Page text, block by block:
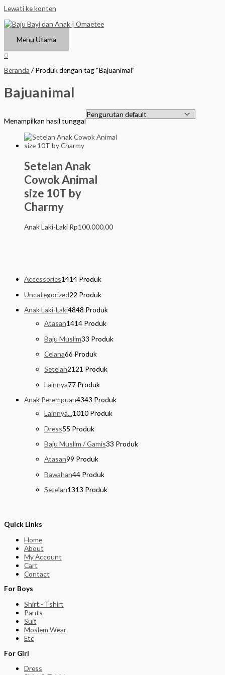
Lewati ke konten
Menu Utama
0
Accessories1414 Produk
Uncategorized22 Produk
Anak Laki-Laki4848 Produk
Atasan1414 Produk
Baju Muslim33 Produk
Celana66 Produk
Setelan21 21 Produk
Lainnya77 Produk
Anak Perempuan4343 Produk
Lainnya...1010 Produk
Dress55 Produk
Baju Muslim / Gamis33 Produk
Atasan99 Produk
Bawahan44 Produk
Setelan1313 Produk
Beranda / Produk dengan tag “Bajuanimal”
Bajuanimal
Menampilkan hasil tunggal
Setelan Anak
Cowok Animal
size 10T by
Charmy
Anak Laki-Laki Rp100.000,00
Quick Links
Home
About
My Account
Cart
Contact
For Boys
Shirt - Tshirt
Pants
Suit
Moslem Wear
Etc
For Girl
Dress